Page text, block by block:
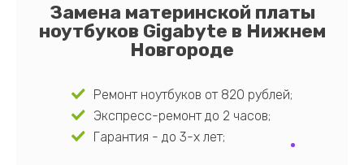
Замена материнской платы
ноутбуков Gigabyte в Нижнем
Новгороде
Ремонт ноутбуков от 820 рублей;
Экспресс-ремонт до 2 часов;
Гарантия - до 3-х лет;